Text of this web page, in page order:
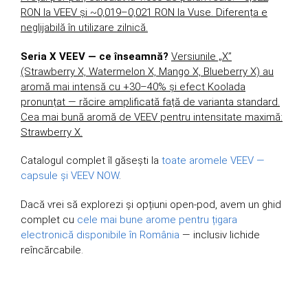
RON la VEEV și ~0,019–0,021 RON la Vuse. Diferența e
neglijabilă în utilizare zilnică.
Seria X VEEV — ce înseamnă? Versiunile „X”
(Strawberry X, Watermelon X, Mango X, Blueberry X) au
aromă mai intensă cu +30–40% și efect Koolada
pronunțat — răcire amplificată față de varianta standard.
Cea mai bună aromă de VEEV pentru intensitate maximă:
Strawberry X.
Catalogul complet îl găsești la toate aromele VEEV —
capsule și VEEV NOW.
Dacă vrei să explorezi și opțiuni open-pod, avem un ghid
complet cu cele mai bune arome pentru țigara
electronică disponibile în România — inclusiv lichide
reîncărcabile.